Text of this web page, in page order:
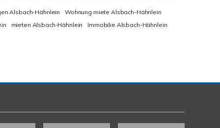
Alsbach-Hähnlein
Wohnung miete Alsbach-Hähnlein
mieten Alsbach-Hähnlein Immobilie Alsbach-Hähnlein